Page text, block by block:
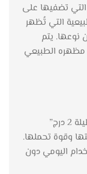
تضفيها على
التي تُظهر
نوعها. يتم
مظهره الطبيعي
تم تصنيع “طاولة قهوة خشبية راندي – مستطيلة 2 درج”
وقوة تحملها.
اليومي دون